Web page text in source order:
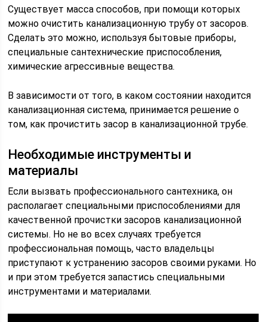
Существует масса способов, при помощи которых
можно очистить канализационную трубу от засоров.
Сделать это можно, используя бытовые приборы,
специальные сантехнические приспособления,
химические агрессивные вещества.
В зависимости от того, в каком состоянии находится
канализационная система, принимается решение о
том, как прочистить засор в канализационной трубе.
Необходимые инструменты и
материалы
Если вызвать профессионального сантехника, он
располагает специальными приспособлениями для
качественной прочистки засоров канализационной
системы. Но не во всех случаях требуется
профессиональная помощь, часто владельцы
приступают к устранению засоров своими руками. Но
и при этом требуется запастись специальными
инструментами и материалами.